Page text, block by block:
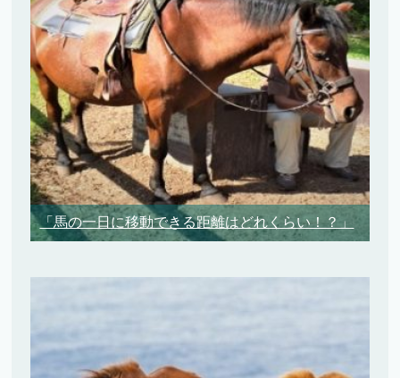
「馬の一日に移動できる距離はどれくらい！？」